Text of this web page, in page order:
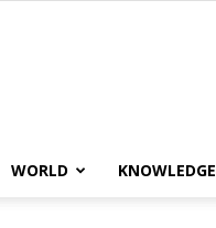
WORLD KNOWLEDGE